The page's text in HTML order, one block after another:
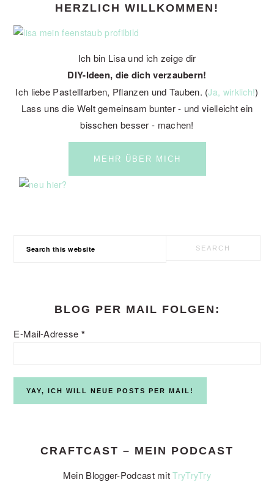
HERZLICH WILLKOMMEN!
Ich bin Lisa und ich zeige dir
DIY-Ideen, die dich verzaubern!
Ich liebe Pastellfarben, Pflanzen und Tauben. (Ja, wirklich!)
Lass uns die Welt gemeinsam bunter - und vielleicht ein
bisschen besser - machen!
MEHR ÜBER MICH
BLOG PER MAIL FOLGEN:
E-Mail-Adresse *
CRAFTCAST – MEIN PODCAST
Mein Blogger-Podcast mitTryTryTry